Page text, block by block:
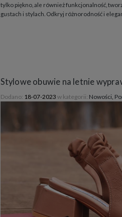
tylko piękno, ale również funkcjonalność,
gustach i stylach. Odkryj różnorodność i
Stylowe obuwie na letnie
Dodano: 18-07-2023 w kategorii: Nowości